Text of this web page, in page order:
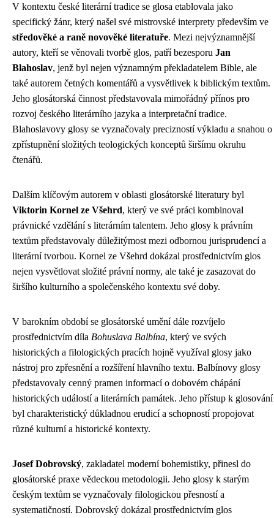
V kontextu české literární tradice se glosa etablovala jako
specifický žánr, který našel své mistrovské interprety především ve
středověké a raně novověké literatuře. Mezi nejvýznamnější
autory, kteří se věnovali tvorbě glos, patří bezesporu Jan
Blahoslav, jenž byl nejen významným překladatelem Bible, ale
také autorem četných komentářů a vysvětlivek k biblickým textům.
Jeho glosátorská činnost představovala mimořádný přínos pro
rozvoj českého literárního jazyka a interpretační tradice.
Blahoslavovy glosy se vyznačovaly precizností výkladu a snahou o
zpřístupnění složitých teologických konceptů širšímu okruhu
čtenářů.
Dalším klíčovým autorem v oblasti glosátorské literatury byl
Viktorin Kornel ze Všehrd, který ve své práci kombinoval
právnické vzdělání s literárním talentem. Jeho glosy k právním
textům představovaly důležitýmost mezi odbornou jurisprudencí a
literární tvorbou. Kornel ze Všehrd dokázal prostřednictvím glos
nejen vysvětlovat složité právní normy, ale také je zasazovat do
širšího kulturního a společenského kontextu své doby.
V barokním období se glosátorské umění dále rozvíjelo
prostřednictvím díla Bohuslava Balbína, který ve svých
historických a filologických pracích hojně využíval glosy jako
nástroj pro zpřesnění a rozšíření hlavního textu. Balbínovy glosy
představovaly cenný pramen informací o dobovém chápání
historických událostí a literárních památek. Jeho přístup k glosování
byl charakteristický důkladnou erudicí a schopností propojovat
různé kulturní a historické kontexty.
Josef Dobrovský, zakladatel moderní bohemistiky, přinesl do
glosátorské praxe vědeckou metodologii. Jeho glosy k starým
českým textům se vyznačovaly filologickou přesností a
systematičností. Dobrovský dokázal prostřednictvím glos